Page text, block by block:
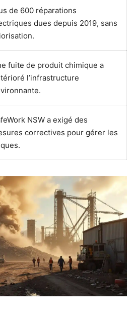
de 600 réparations
dues depuis 2019, sans
fuite de produit chimique a
l’infrastructure
NSW a exigé des
correctives pour gérer les